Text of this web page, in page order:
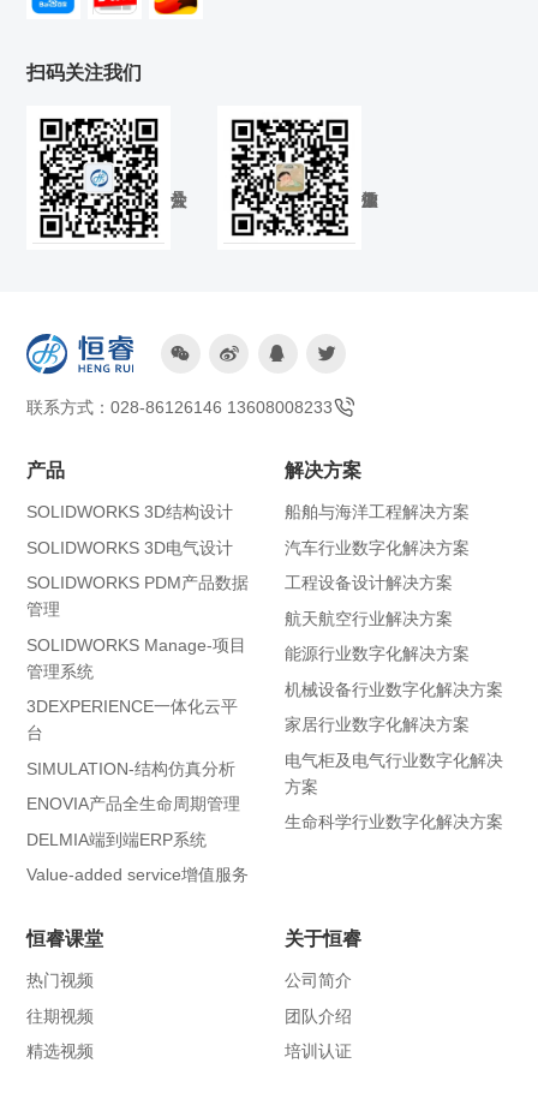
扫码关注我们
   
联系方式：028-86126146 13608008233
产品
SOLIDWORKS 3D结构设计
SOLIDWORKS 3D电气设计
SOLIDWORKS PDM产品数据
管理
SOLIDWORKS Manage-项目
管理系统
3DEXPERIENCE一体化云平
台
SIMULATION-结构仿真分析
ENOVIA产品全生命周期管理
DELMIA端到端ERP系统
Value-added service增值服务
解决方案
船舶与海洋工程解决方案
汽车行业数字化解决方案
工程设备设计解决方案
航天航空行业解决方案
能源行业数字化解决方案
机械设备行业数字化解决方案
家居行业数字化解决方案
电气柜及电气行业数字化解决
方案
生命科学行业数字化解决方案
恒睿课堂
热门视频
往期视频
精选视频
关于恒睿
公司简介
团队介绍
培训认证